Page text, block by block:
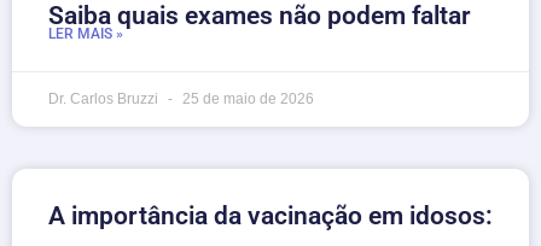
Saiba quais exames não podem faltar
LER MAIS »
Dr. Carlos Bruzzi 25 de maio de 2026
A importância da vacinação em idosos: